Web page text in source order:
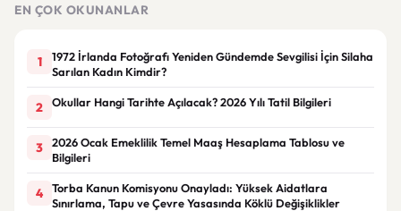
EN ÇOK OKUNANLAR
1
1972 İrlanda Fotoğrafı Yeniden Gündemde Sevgilisi İçin Silaha
Sarılan Kadın Kimdir?
2 Okullar Hangi Tarihte Açılacak? 2026 Yılı Tatil Bilgileri
3
2026 Ocak Emeklilik Temel Maaş Hesaplama Tablosu ve
Bilgileri
4
Torba Kanun Komisyonu Onayladı: Yüksek Aidatlara
Sınırlama, Tapu ve Çevre Yasasında Köklü Değişiklikler